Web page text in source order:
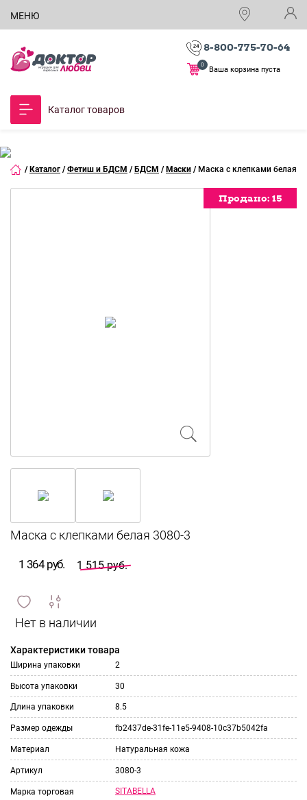
МЕНЮ
8-800-775-70-64
Ваша корзина пуста
0
Каталог товаров
/ Каталог / Фетиш и БДСМ / БДСМ / Маски / Маска c клепками белая
Продано: 15
Продано: 15
1 364 руб. 1 515 руб.
и
сравнить
ИЗБРАННОЕ
Характеристики товара
Ширина упаковки 2
Высота упаковки 30
Длина упаковки 8.5
Размер одежды fb2437de-31fe-11e5-9408-10c37b5042fa
Материал Натуральная кожа
Артикул 3080-3
Марка торговая SITABELLA